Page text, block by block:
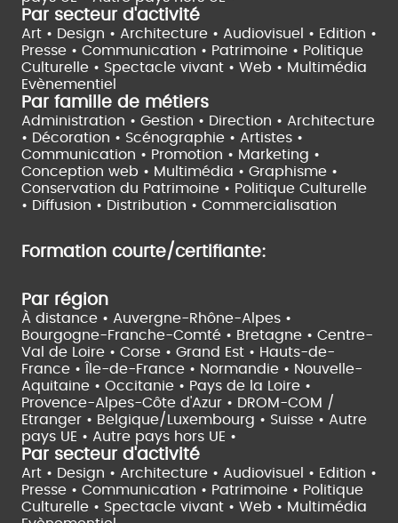
Par secteur d'activité
Art • Design • Architecture • Audiovisuel • Edition •
Presse • Communication • Patrimoine • Politique
Culturelle • Spectacle vivant • Web • Multimédia
Evènementiel
Par famille de métiers
Administration • Gestion • Direction • Architecture
• Décoration • Scénographie • Artistes •
Communication • Promotion • Marketing •
Conception web • Multimédia • Graphisme •
Conservation du Patrimoine • Politique Culturelle
• Diffusion • Distribution • Commercialisation
Formation courte/certifiante:
Par région
À distance • Auvergne-Rhône-Alpes •
Bourgogne-Franche-Comté • Bretagne • Centre-
Val de Loire • Corse • Grand Est • Hauts-de-
France •
Île-de-France • Normandie • Nouvelle-
Aquitaine • Occitanie • Pays de la Loire •
Provence-Alpes-Côte d'Azur • DROM-COM /
Etranger • Belgique/Luxembourg • Suisse • Autre
pays UE • Autre pays hors UE •
Par secteur d'activité
Art • Design • Architecture • Audiovisuel • Edition •
Presse • Communication • Patrimoine • Politique
Culturelle • Spectacle vivant • Web • Multimédia